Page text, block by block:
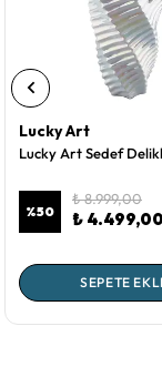
Lucky Art
%50
₺ 8.999,00
₺ 4.499,00
SEPETE